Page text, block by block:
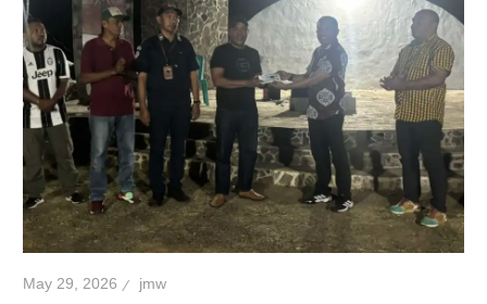
May 29, 2026 jmw